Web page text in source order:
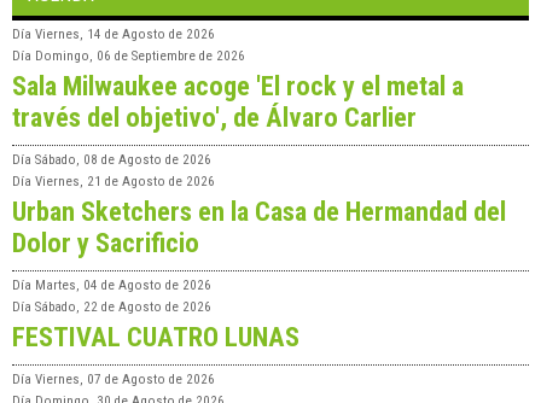
Día Viernes, 14 de Agosto de 2026
Día Domingo, 06 de Septiembre de 2026
Sala Milwaukee acoge 'El rock y el metal a
través del objetivo', de Álvaro Carlier
Día Sábado, 08 de Agosto de 2026
Día Viernes, 21 de Agosto de 2026
Urban Sketchers en la Casa de Hermandad del
Dolor y Sacrificio
Día Martes, 04 de Agosto de 2026
Día Sábado, 22 de Agosto de 2026
FESTIVAL CUATRO LUNAS
Día Viernes, 07 de Agosto de 2026